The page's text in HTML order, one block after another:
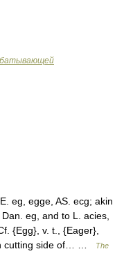
eg, egge, AS. ecg; akin
eg, and to L. acies,
{Egg}, v. t., {Eager},
cutting side of… …
The